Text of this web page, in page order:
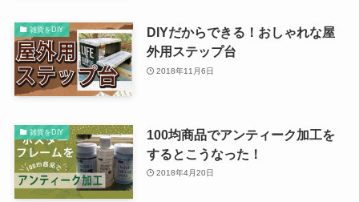
雑貨をDIY
DIYだからできる！おしゃれな屋
外用ステップ台
2018年11月6日
雑貨をDIY
100均商品でアンティーク加工を
するとこうなった！
2018年4月20日